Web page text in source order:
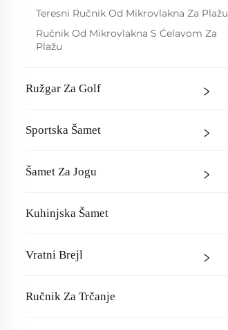
Teresni Ručnik Od Mikrovlakna Za Plažu
Ručnik Od Mikrovlakna S Ćelavom Za
Plažu
Ružgar Za Golf
Sportska Šamet
Šamet Za Jogu
Kuhinjska Šamet
Vratni Brejl
Ručnik Za Trčanje